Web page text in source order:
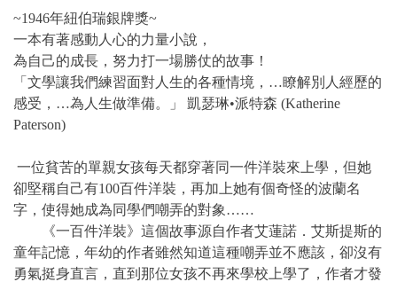
~1946年紐伯瑞銀牌獎~
一本有著感動人心的力量小說，
為自己的成長，努力打一場勝仗的故事！
「文學讓我們練習面對人生的各種情境，…瞭解別人經歷的
感受，…為人生做準備。」 凱瑟琳•派特森 (Katherine
Paterson)
‭ ‬一位貧苦的單親女孩每天都穿著同一件洋裝來上學，但她
卻堅稱自己有100百件洋裝，再加上她有個奇怪的波蘭名
字，使得她成為同學們嘲弄的對象……
《一百件洋裝》這個故事源自作者艾蓮諾．艾斯提斯的
童年記憶，年幼的作者雖然知道這種嘲弄並不應該，卻沒有
勇氣挺身直言，直到那位女孩不再來學校上學了，作者才發